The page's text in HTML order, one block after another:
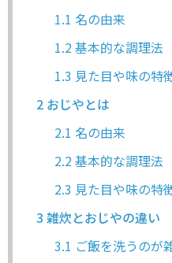
1.1 名の由来
1.2 基本的な調理法
1.3 見た目や味の特
2 おじやとは
2.1 名の由来
2.2 基本的な調理法
2.3 見た目や味の特
3 雑炊とおじやの違い
3.1 ご飯を洗うのが